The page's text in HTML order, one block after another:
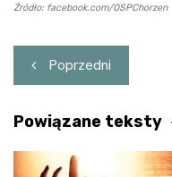
Źródło: facebook.com/OSPChorzen
Nawigacja
wpisu
Poprzedni
Powiązane teksty